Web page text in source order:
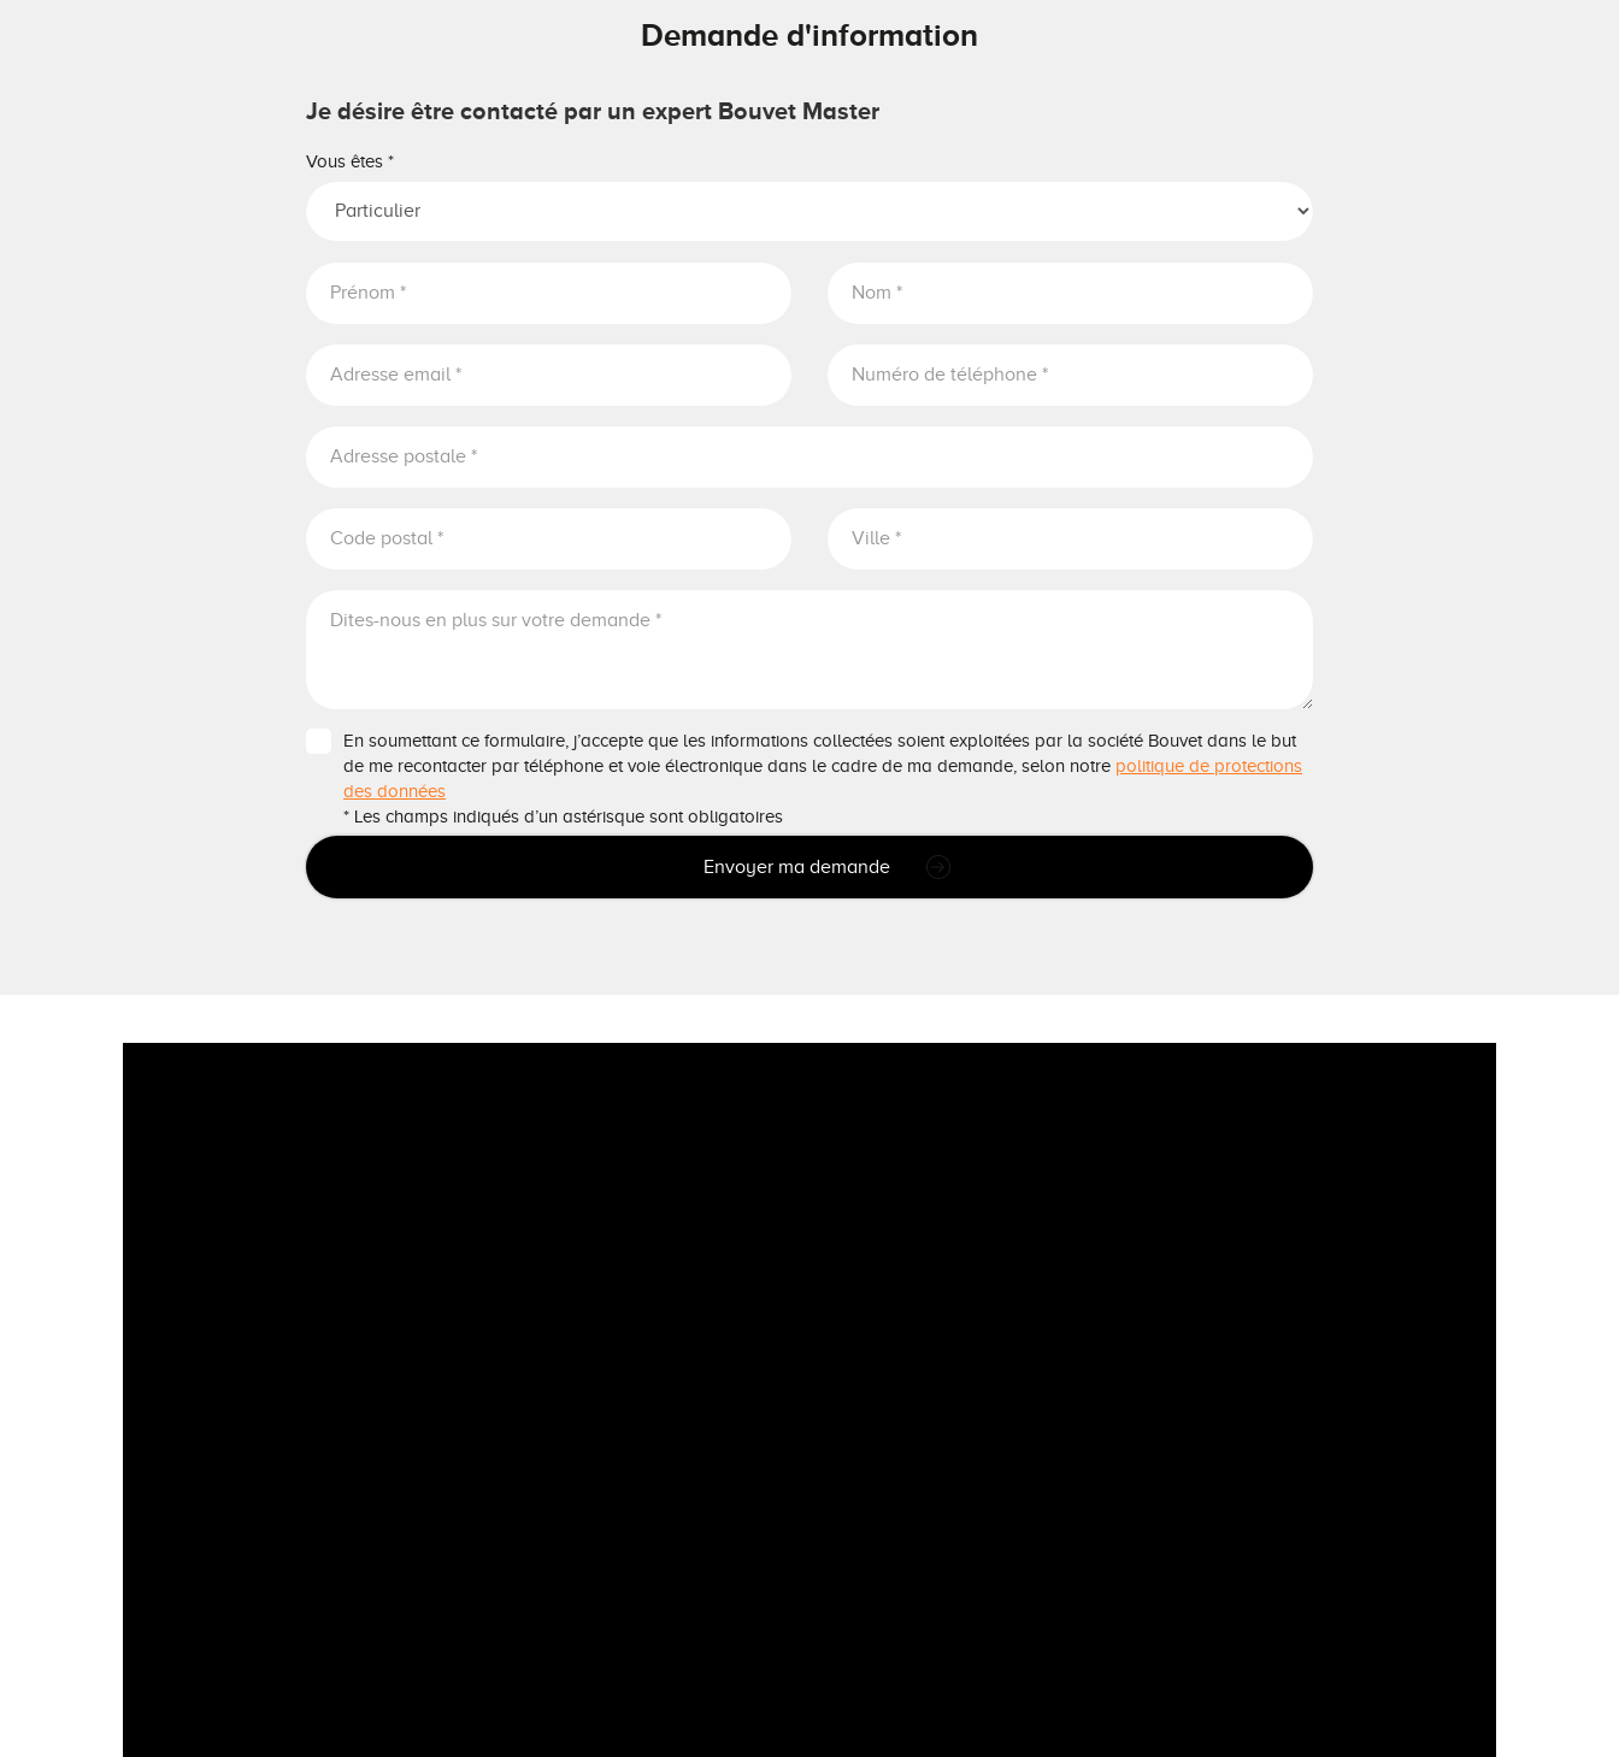
Demande d'information
Je désire être contacté par un expert Bouvet Master
Vous êtes *
En soumettant ce formulaire, j’accepte que les informations collectées soient exploitées par la société Bouvet dans le but
de me recontacter par téléphone et voie électronique dans le cadre de ma demande, selon notre politique de protections
des données
* Les champs indiqués d’un astérisque sont obligatoires
Envoyer ma demande